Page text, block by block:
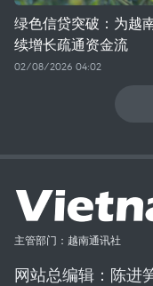
绿色信贷突破：为越
续增长疏通资金流
02/08/2026 04:02
主管部门：越南通讯社
网站总编辑：陈进